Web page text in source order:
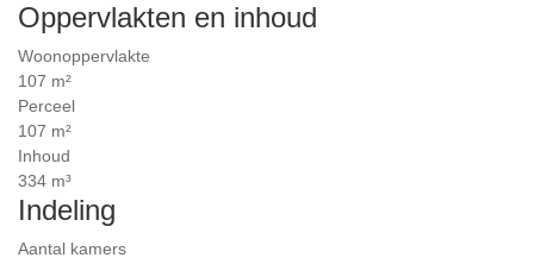
Oppervlakten en inhoud
Woonoppervlakte
107 m²
Perceel
107 m²
Inhoud
334 m³
Indeling
Aantal kamers